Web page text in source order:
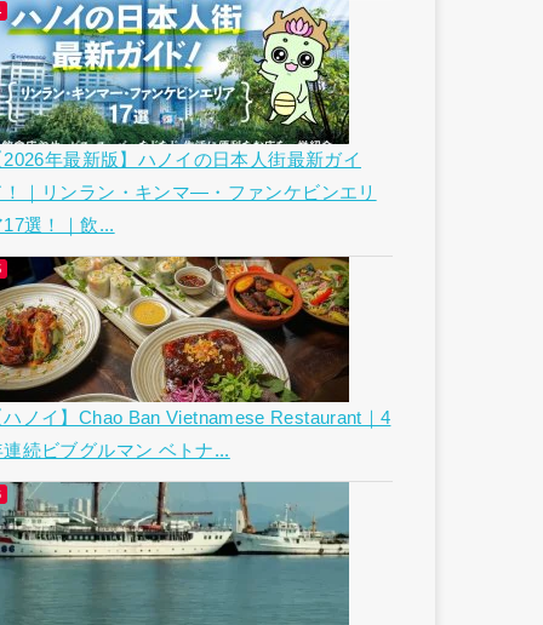
2026年最新版】ハノイの日本人街最新ガイ
！｜リンラン・キンマ―・ファンケビンエリ
17選！｜飲...
ハノイ】Chao Ban Vietnamese Restaurant｜4
連続ビブグルマン ベトナ...